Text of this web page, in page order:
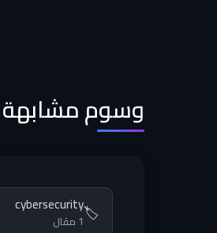
وسوم مشابهة
🏷️
cybersecurity
1 مقال